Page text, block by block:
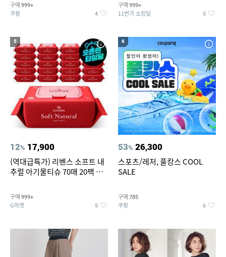
구매 999+
쿠팡 4
구매 999+
11번가 쇼킹딜 5
5
12% 17,900
(역대급특가) 리벤스 소프트 내
추럴 아기물티슈 70매 20팩 캡
구매 999+
G마켓 5
6
53% 26,300
스포츠/레저, 풀캉스 COOL
SALE
구매 785
쿠팡 6